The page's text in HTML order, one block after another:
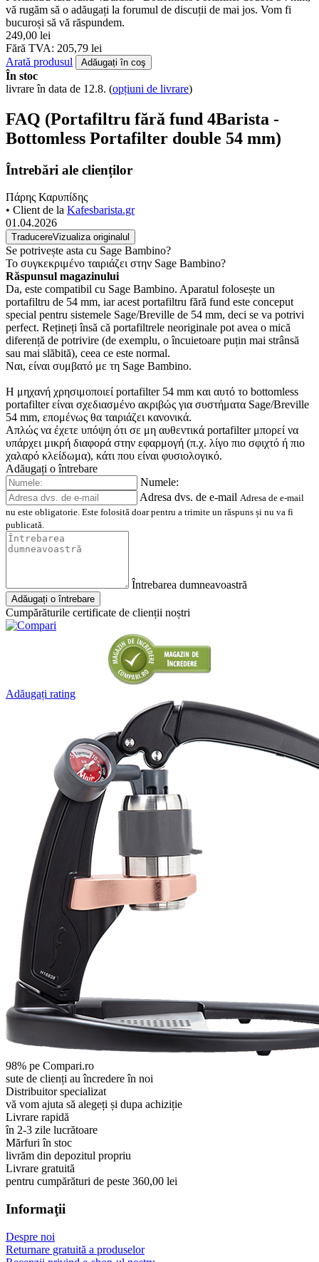
vă rugăm să o adăugați la forumul de discuții de mai jos. Vom fi
bucuroși să vă răspundem.
249,00 lei
Fără TVA: 205,79 lei
Arată produsul
Adăugați în coş
În stoc
livrare în data de 12.8. (opțiuni de livrare)
FAQ (Portafiltru fără fund 4Barista -
Bottomless Portafilter double 54 mm)
Întrebări ale clienților
Πάρης Καρυπίδης
• Client de la Kafesbarista.gr
01.04.2026
TraducereVizualiza originalul
Se potrivește asta cu Sage Bambino?
Το συγκεκριμένο ταιριάζει στην Sage Bambino?
Răspunsul magazinului
Da, este compatibil cu Sage Bambino. Aparatul folosește un
portafiltru de 54 mm, iar acest portafiltru fără fund este conceput
special pentru sistemele Sage/Breville de 54 mm, deci se va potrivi
perfect. Rețineți însă că portafiltrele neoriginale pot avea o mică
diferență de potrivire (de exemplu, o încuietoare puțin mai strânsă
sau mai slăbită), ceea ce este normal.
Ναι, είναι συμβατό με τη Sage Bambino.
Η μηχανή χρησιμοποιεί portafilter 54 mm και αυτό το bottomless
portafilter είναι σχεδιασμένο ακριβώς για συστήματα Sage/Breville
54 mm, επομένως θα ταιριάζει κανονικά.
Απλώς να έχετε υπόψη ότι σε μη αυθεντικά portafilter μπορεί να
υπάρχει μικρή διαφορά στην εφαρμογή (π.χ. λίγο πιο σφιχτό ή πιο
χαλαρό κλείδωμα), κάτι που είναι φυσιολογικό.
Adăugați o întrebare
Numele:
Adresa dvs. de e-mail Adresa de e-mail
nu este obligatorie. Este folosită doar pentru a trimite un răspuns și nu va fi
publicată.
Întrebarea dumneavoastră
Adăugați o întrebare
Cumpărăturile certificate de clienții noștri
Adăugați rating
98% pe Compari.ro
sute de clienți au încredere în noi
Distribuitor specializat
vă vom ajuta să alegeți și dupa achiziție
Livrare rapidă
în 2-3 zile lucrătoare
Mărfuri în stoc
livrăm din depozitul propriu
Livrare gratuită
pentru cumpărături de peste 360,00 lei
Informaţii
Despre noi
Returnare gratuită a produselor